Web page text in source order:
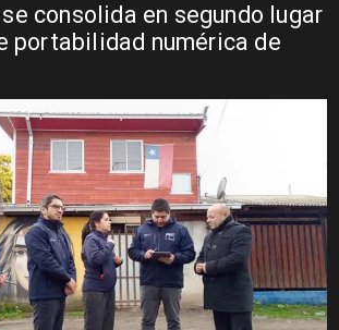
consolida en segundo lugar
portabilidad numérica de